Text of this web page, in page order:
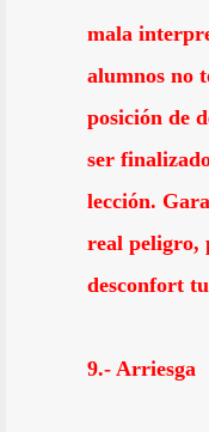
mala
alumnos no
posición de
ser
lección.
real peligro,
desconfort
9.- Arriesga